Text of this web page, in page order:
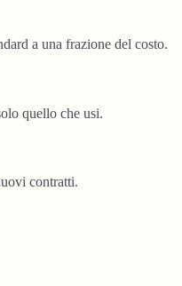
a una frazione del costo.
quello che usi.
contratti.